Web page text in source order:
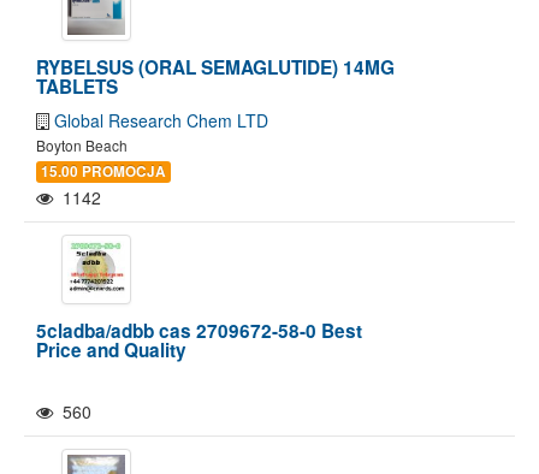
RYBELSUS (ORAL SEMAGLUTIDE) 14MG
TABLETS
Global Research Chem LTD
Boyton Beach
15.00 PROMOCJA
1142
5cladba/adbb cas 2709672-58-0 Best
Price and Quality
560